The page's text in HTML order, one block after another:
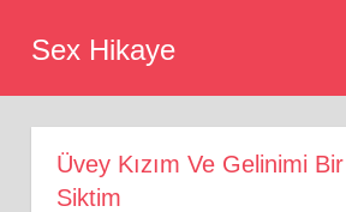
Sex Hikaye
Üvey Kızım Ve Gelinimi
Siktim